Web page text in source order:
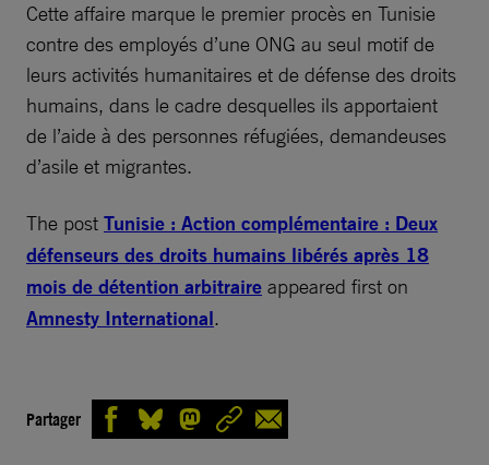
Cette affaire marque le premier procès en Tunisie
contre des employés d’une ONG au seul motif de
leurs activités humanitaires et de défense des droits
humains, dans le cadre desquelles ils apportaient
de l’aide à des personnes réfugiées, demandeuses
d’asile et migrantes.
The post Tunisie : Action complémentaire : Deux
défenseurs des droits humains libérés après 18
mois de détention arbitraire appeared first on
Amnesty International.
Partager